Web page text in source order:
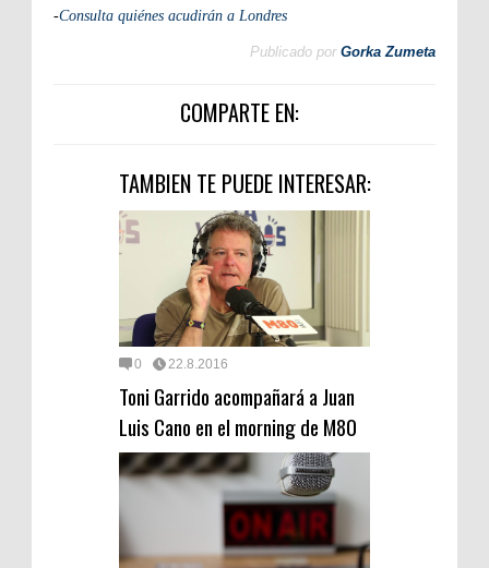
-Consulta quiénes acudirán a Londres
Publicado por Gorka Zumeta
COMPARTE EN:
TAMBIEN TE PUEDE INTERESAR:
0 22.8.2016
Toni Garrido acompañará a Juan
Luis Cano en el morning de M80